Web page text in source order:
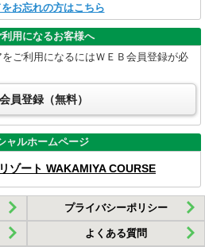
お忘れの方はこちら
用になるお客様へ
ご利用になるにはＷＥＢ会員登録が必
員登録（無料）
ャルホームページ
ゾート WAKAMIYA COURSE
プライバシーポリシー
よくある質問